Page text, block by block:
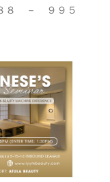
８ － ９９５